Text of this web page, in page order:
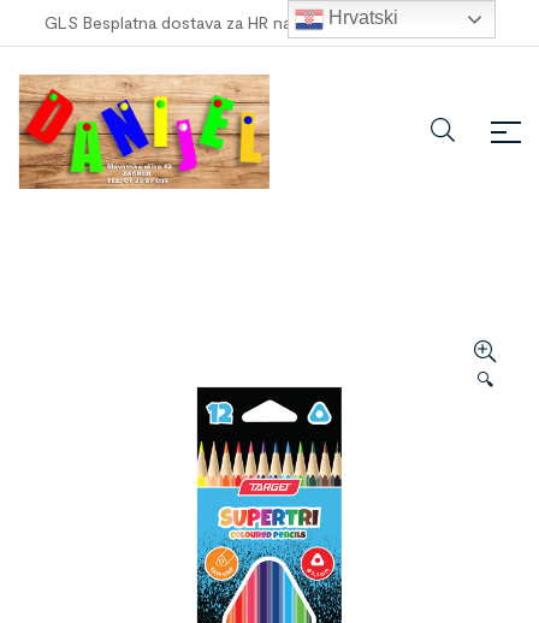
GLS Besplatna dostava za HR narudžbe veće od 100,00 €
🔍
Hrvatski